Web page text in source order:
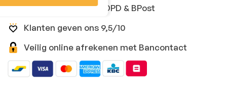
Snelle levering met DPD & BPost
Klanten geven ons 9,5/10
Veilig online afrekenen met Bancontact